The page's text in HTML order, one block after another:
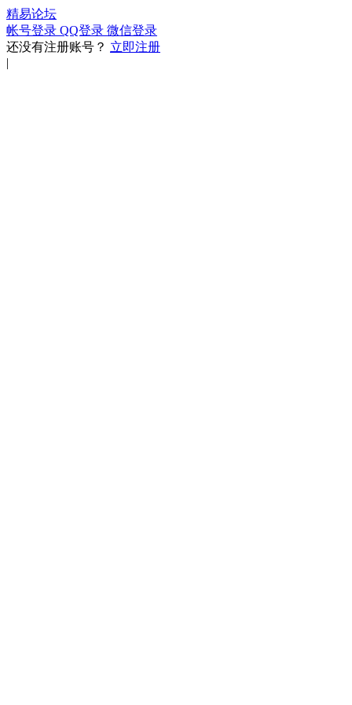
精易论坛
帐号登录 QQ登录 微信登录
还没有注册账号？ 立即注册
|